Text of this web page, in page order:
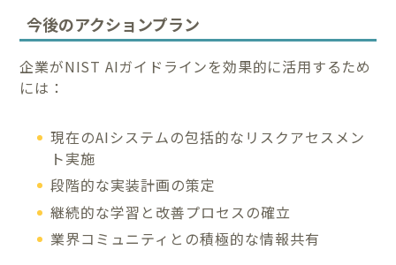
今後のアクションプラン
企業がNIST AIガイドラインを効果的に活用するため
には：
現在のAIシステムの包括的なリスクアセスメン
ト実施
段階的な実装計画の策定
継続的な学習と改善プロセスの確立
業界コミュニティとの積極的な情報共有